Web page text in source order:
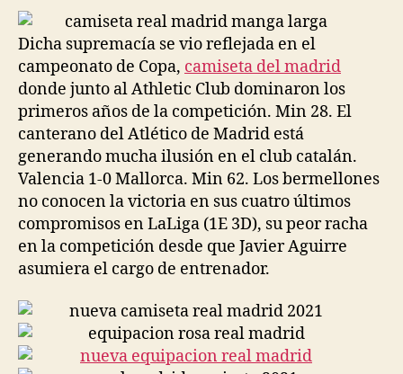
entrada
entrada
Dicha supremacía se vio reflejada en el
campeonato de Copa, camiseta del madrid
donde junto al Athletic Club dominaron los
primeros años de la competición. Min 28. El
canterano del Atlético de Madrid está
generando mucha ilusión en el club catalán.
Valencia 1-0 Mallorca. Min 62. Los bermellones
no conocen la victoria en sus cuatro últimos
compromisos en LaLiga (1E 3D), su peor racha
en la competición desde que Javier Aguirre
asumiera el cargo de entrenador.